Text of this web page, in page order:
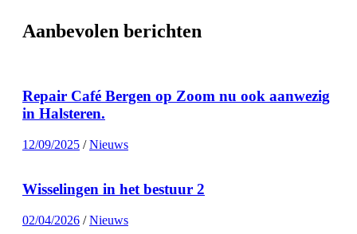
Aanbevolen berichten
Repair Café Bergen op Zoom nu ook aanwezig
in Halsteren.
12/09/2025 / Nieuws
Wisselingen in het bestuur 2
02/04/2026 / Nieuws